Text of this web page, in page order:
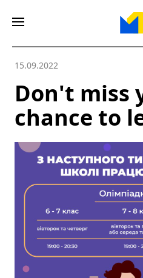
15.09.2022
Don't miss
chance to